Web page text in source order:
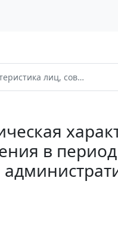
за ними административного надзора
в период